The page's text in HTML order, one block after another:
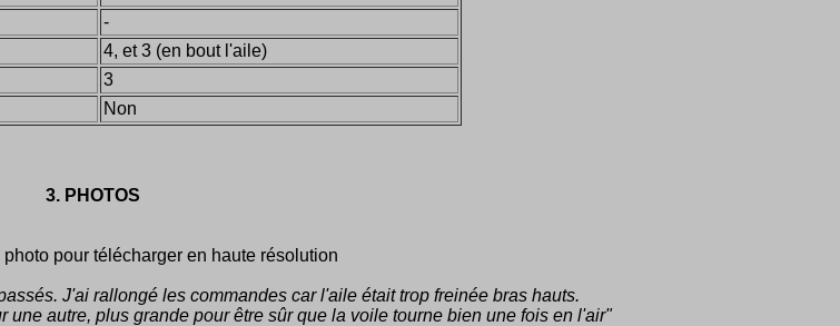
-
4, et 3 (en bout l'aile)
3
Non
3. PHOTOS
pour télécharger en haute résolution
J'ai rallongé les commandes car l'aile était trop freinée bras hauts.
autre, plus grande pour être sûr que la voile tourne bien une fois en l'air"